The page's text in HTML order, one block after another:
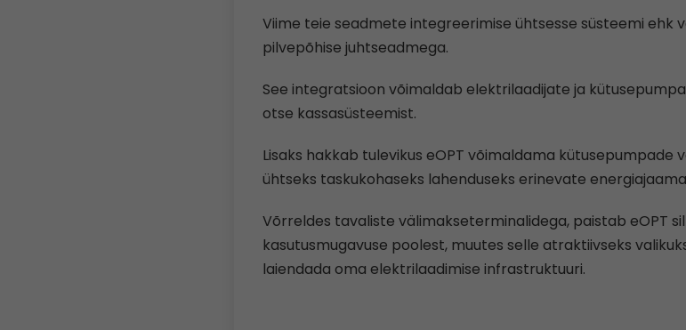
Viime teie seadmete integreerimise ühtsesse süsteemi ehk
pilvepõhise juhtseadmega.
See integratsioon võimaldab elektrilaadijate ja
otse kassasüsteemist.
Lisaks hakkab tulevikus eOPT võimaldama kütusepumpade
ühtseks taskukohaseks lahenduseks erinevate
Võrreldes tavaliste välimakseterminalidega, paistab eOPT
kasutusmugavuse poolest, muutes selle atraktiivseks
laiendada oma elektrilaadimise infrastruktuuri.